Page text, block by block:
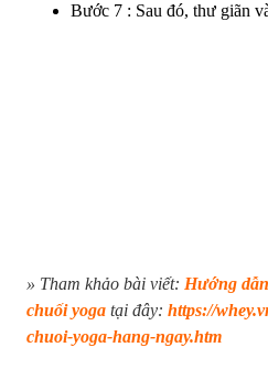
Bước 7 : Sau đó, thư giãn
» Tham khảo bài viết: Hướng
chuối yoga tại đây: https://
chuoi-yoga-hang-ngay.htm